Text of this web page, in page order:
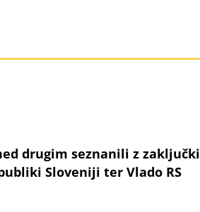
drugim seznanili z zaključki
Sloveniji ter Vlado RS